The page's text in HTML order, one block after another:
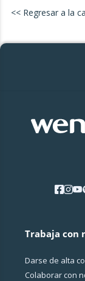
<< Regresar a la
Trabaja con
Darse de alta
Colaborar con